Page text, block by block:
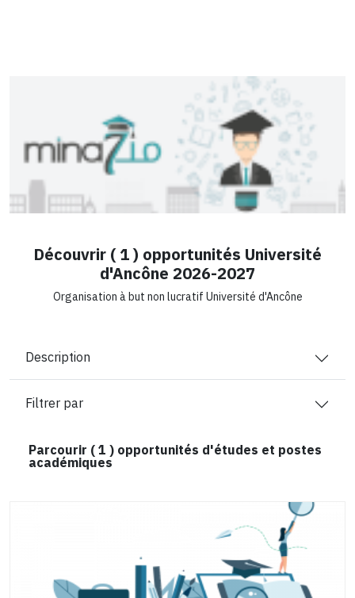
Découvrir ( 1 ) opportunités Université
d'Ancône 2026-2027
Organisation à but non lucratif Université d'Ancône
Description
Filtrer par
Parcourir (1 ) opportunités d'études et postes
académiques